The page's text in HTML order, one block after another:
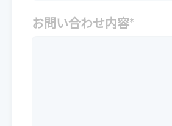
お問い合わせ内容*